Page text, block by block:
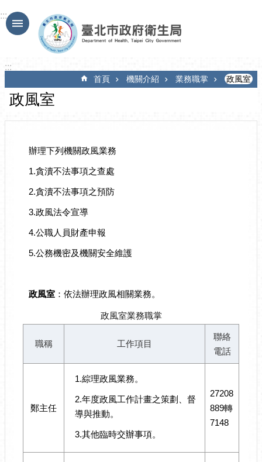
跳到主要內容區塊
:::
:::
首頁 機關介紹 業務職掌 政風室
政風室
辦理下列機關政風業務
1.貪瀆不法事項之查處
2.貪瀆不法事項之預防
3.政風法令宣導
4.公職人員財產申報
5.公務機密及機關安全維護
政風室 ：依法辦理政風相關業務。
政風室業務職掌
職稱 工作項目
聯絡
電話
鄭主任
1.綜理政風業務。
2.年度政風工作計畫之策劃、督
導與推動。
3.其他臨時交辦事項。
27208
889轉
7148